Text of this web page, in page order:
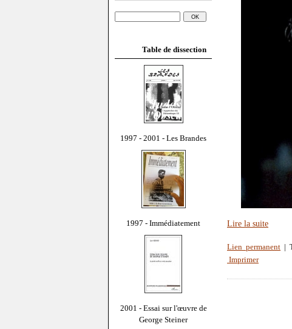
Table de dissection
1997 - 2001 - Les Brandes
1997 - Immédiatement
2001 - Essai sur l'œuvre de
George Steiner
Lire la suite
Lien permanent |
Imprimer